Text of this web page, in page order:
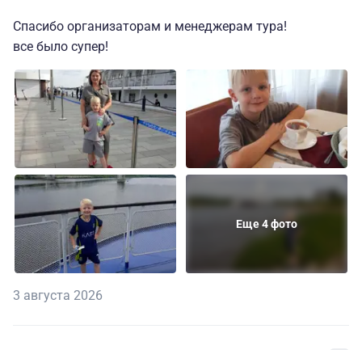
Спасибо организаторам и менеджерам тура!
все было супер!
Еще 4 фото
3 августа 2026